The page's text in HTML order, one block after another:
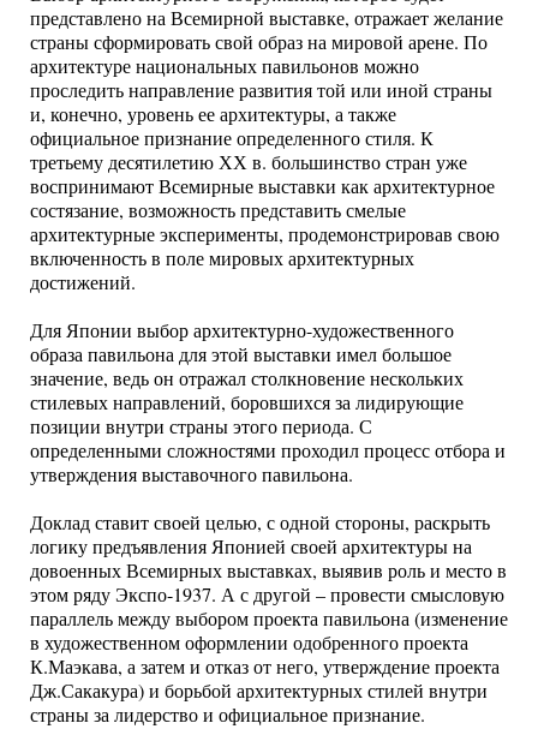
представлено на Всемирной выставке, отражает желание
страны сформировать свой образ на мировой арене. По
архитектуре национальных павильонов можно
проследить направление развития той или иной страны
и, конечно, уровень ее архитектуры, а также
официальное признание определенного стиля. К
третьему десятилетию ХХ в. большинство стран уже
воспринимают Всемирные выставки как архитектурное
состязание, возможность представить смелые
архитектурные эксперименты, продемонстрировав свою
включенность в поле мировых архитектурных
достижений.
Для Японии выбор архитектурно-художественного
образа павильона для этой выставки имел большое
значение, ведь он отражал столкновение нескольких
стилевых направлений, боровшихся за лидирующие
позиции внутри страны этого периода. С
определенными сложностями проходил процесс отбора и
утверждения выставочного павильона.
Доклад ставит своей целью, с одной стороны, раскрыть
логику предъявления Японией своей архитектуры на
довоенных Всемирных выставках, выявив роль и место в
этом ряду Экспо-1937. А с другой – провести смысловую
параллель между выбором проекта павильона (изменение
в художественном оформлении одобренного проекта
К.Маэкава, а затем и отказ от него, утверждение проекта
Дж.Сакакура) и борьбой архитектурных стилей внутри
страны за лидерство и официальное признание.